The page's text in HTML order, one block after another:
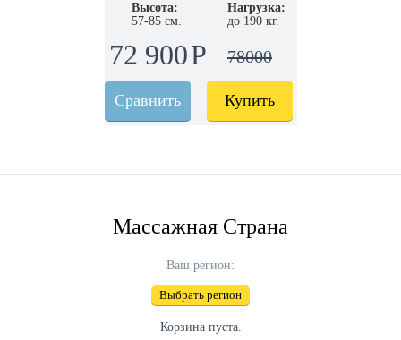
Высота:
57-85 см.
Нагрузка:
до 190 кг.
72 900 78000
Сравнить Купить
Массажная Страна
Ваш регион:
Выбрать регион
Корзина пуста.